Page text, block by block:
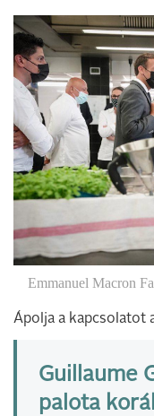
Emmanuel Macron
Ápolja a kapcsolatot
Guillaume
palota